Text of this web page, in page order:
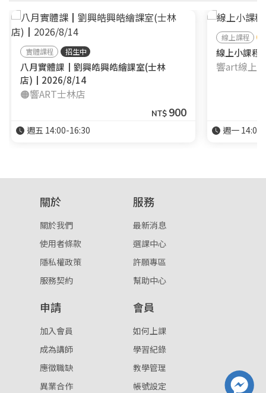
實體課程 招生中
八月實體課┃劉興皓興皓繪課室(士林
店)┃2026/8/14
🟠響ART士林店
NT$ 900
週五 14:00-16:30
線上課程
線上小課
響art線上
週一
關於
關於我們
使用者條款
隱私權政策
服務契約
服務
最新消息
選課中心
許願專區
幫助中心
申請
加入會員
成為講師
應徵職缺
異業合作
會員
如何上課
學習紀錄
教學管理
帳號設定